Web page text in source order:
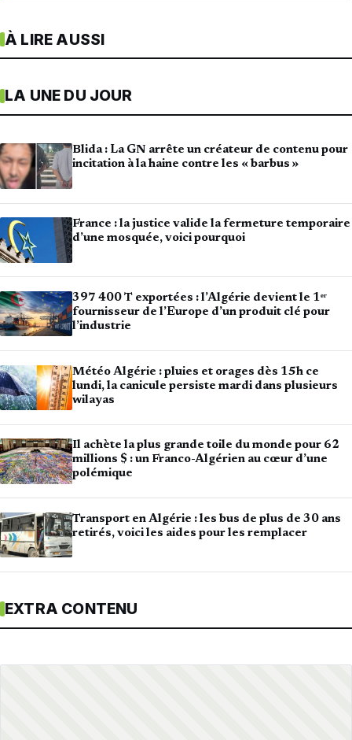
À LIRE AUSSI
LA UNE DU JOUR
Blida : La GN arrête un créateur de contenu pour
incitation à la haine contre les « barbus »
France : la justice valide la fermeture temporaire
d’une mosquée, voici pourquoi
397 400 T exportées : l’Algérie devient le 1ᵉʳ
fournisseur de l’Europe d’un produit clé pour
l’industrie
Météo Algérie : pluies et orages dès 15h ce
lundi, la canicule persiste mardi dans plusieurs
wilayas
Il achète la plus grande toile du monde pour 62
millions $ : un Franco-Algérien au cœur d’une
polémique
Transport en Algérie : les bus de plus de 30 ans
retirés, voici les aides pour les remplacer
EXTRA CONTENU